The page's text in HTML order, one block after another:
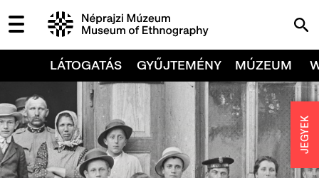
LÁTOGATÁS GYŰJTEMÉNY MÚZEUM
JEGYEK